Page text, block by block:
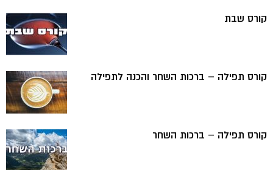
קורס שבת
קורס תפילה – ברכות השחר והכנה לתפילה
קורס תפילה – ברכות השחר